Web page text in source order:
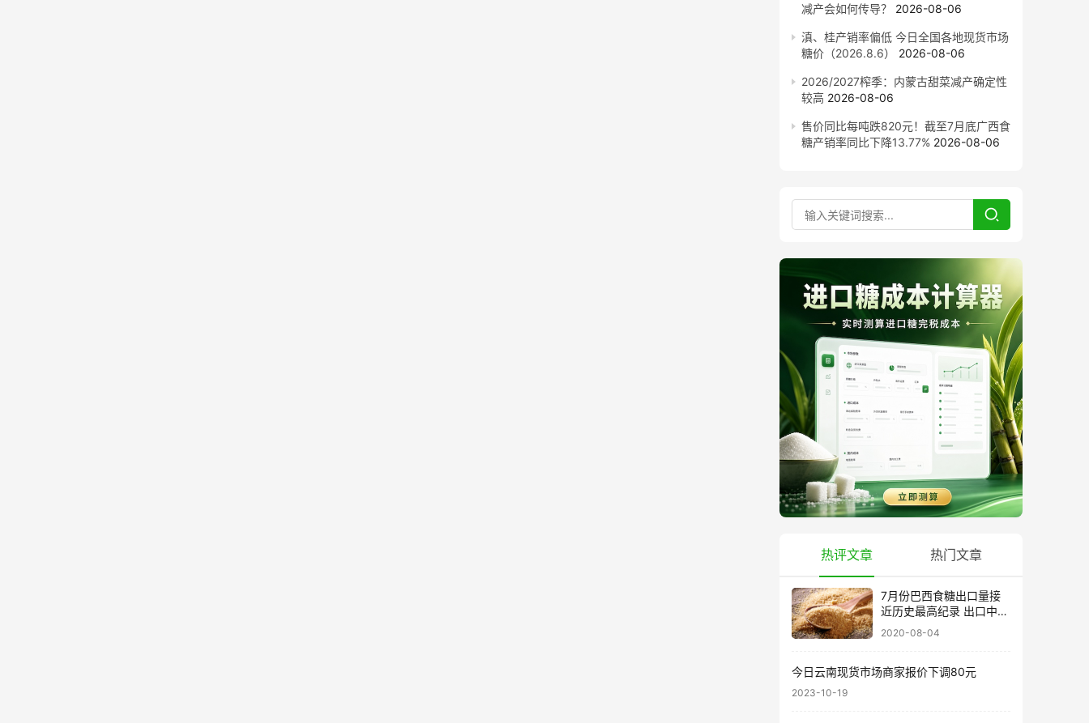
减产会如何传导？
2026-08-06
滇、桂产销率偏低 今日全国各地现货市场
糖价（2026.8.6）
2026-08-06
2026/2027榨季：内蒙古甜菜减产确定性
较高 2026-08-06
售价同比每吨跌820元！截至7月底广西食
糖产销率同比下降13.77% 2026-08-06
热评文章 热门文章
7月份巴西食糖出口量接
近历史最高纪录 出口中国
超40万吨
2020-08-04
今日云南现货市场商家报价下调80元
2023-10-19